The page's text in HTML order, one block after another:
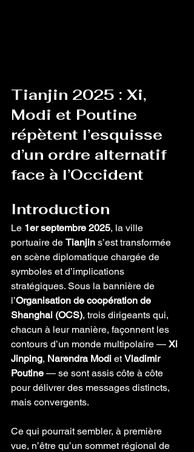
Tianjin 2025 : Xi,
Modi et Poutine
répètent l’esquisse
d’un ordre alternatif
face à l’Occident
Introduction
Le 1er septembre 2025, la ville
portuaire de Tianjin s’est transformée
en scène diplomatique chargée de
symboles et d’implications
stratégiques. Sous la bannière de
l’Organisation de coopération de
Shanghai (OCS), trois dirigeants qui,
chacun à leur manière, façonnent les
contours d’un monde multipolaire — Xi
Jinping, Narendra Modi et Vladimir
Poutine — se sont assis côte à côte
pour délivrer des messages distincts,
mais convergents.
Ce qui pourrait sembler, à première
vue, n’être qu’un sommet régional de